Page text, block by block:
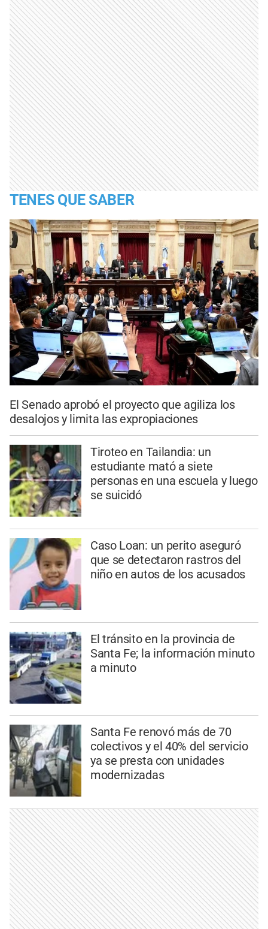
TENES QUE SABER
El Senado aprobó el proyecto que agiliza los
desalojos y limita las expropiaciones
Tiroteo en Tailandia: un
estudiante mató a siete
personas en una escuela y luego
se suicidó
Caso Loan: un perito aseguró
que se detectaron rastros del
niño en autos de los acusados
El tránsito en la provincia de
Santa Fe; la información minuto
a minuto
Santa Fe renovó más de 70
colectivos y el 40% del servicio
ya se presta con unidades
modernizadas